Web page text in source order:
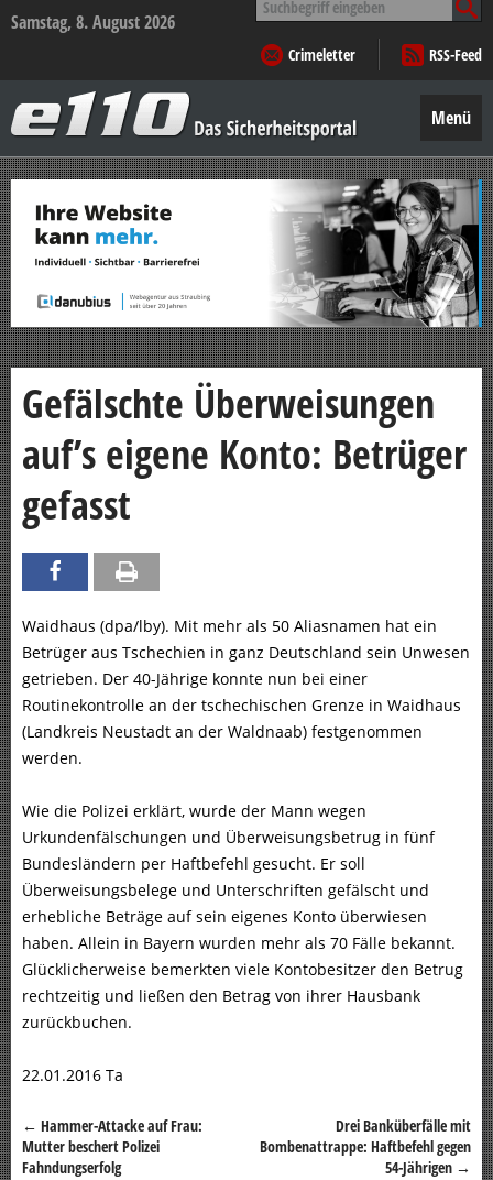
Samstag, 8. August 2026
nach:
Crimeletter
RSS-Feed
–
Das
Sicherheitsportal
Menü
Zum
Inhalt
springen
Gefälschte Überweisungen
auf’s eigene Konto: Betrüger
gefasst
Waidhaus (dpa/lby). Mit mehr als 50 Aliasnamen hat ein
Betrüger aus Tschechien in ganz Deutschland sein Unwesen
getrieben. Der 40-Jährige konnte nun bei einer
Routinekontrolle an der tschechischen Grenze in Waidhaus
(Landkreis Neustadt an der Waldnaab) festgenommen
werden.
Wie die Polizei erklärt, wurde der Mann wegen
Urkundenfälschungen und Überweisungsbetrug in fünf
Bundesländern per Haftbefehl gesucht. Er soll
Überweisungsbelege und Unterschriften gefälscht und
erhebliche Beträge auf sein eigenes Konto überwiesen
haben. Allein in Bayern wurden mehr als 70 Fälle bekannt.
Glücklicherweise bemerkten viele Kontobesitzer den Betrug
rechtzeitig und ließen den Betrag von ihrer Hausbank
zurückbuchen.
22.01.2016 Ta
Beitragsnavigation
← Hammer-Attacke auf Frau:
Mutter beschert Polizei
Fahndungserfolg
Drei Banküberfälle mit
Bombenattrappe: Haftbefehl gegen
54-Jährigen →